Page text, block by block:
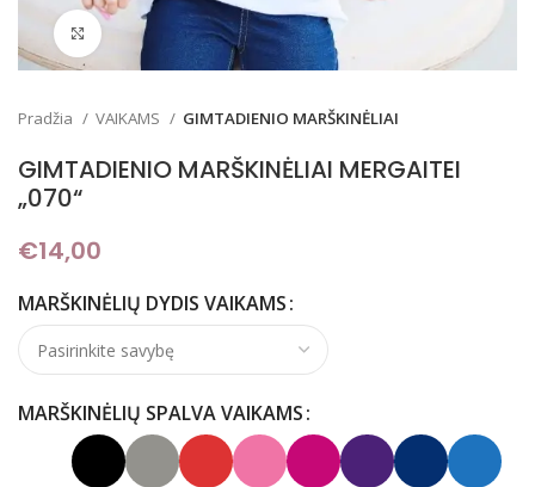
Padidinti
Pradžia VAIKAMS GIMTADIENIO MARŠKINĖLIAI
GIMTADIENIO MARŠKINĖLIAI MERGAITEI
„070“
€14,00
MARŠKINĖLIŲ DYDIS VAIKAMS
MARŠKINĖLIŲ SPALVA VAIKAMS